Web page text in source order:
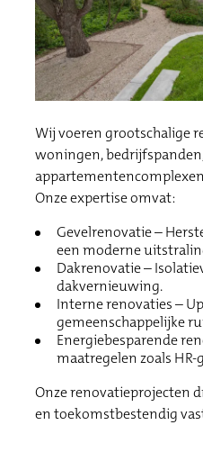
Wij voeren grootschalige
woningen,
Onze expertise omvat:
Gevelrenovatie –
een moderne
Dakrenovatie –
dakvernieuwing.
Interne renovaties –
gemeenschappelijke
Energiebesparende
maatregelen zoals HR-
Onze renovatieprojecten
en toekomstbestendig